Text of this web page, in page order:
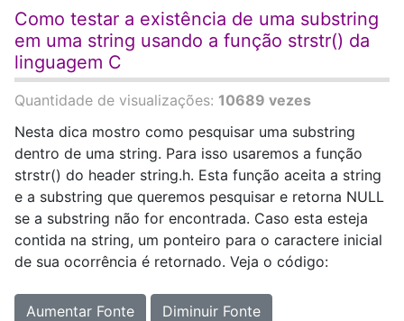
Como testar a existência de uma substring
em uma string usando a função strstr() da
linguagem C
Quantidade de visualizações: 10689 vezes
Nesta dica mostro como pesquisar uma substring
dentro de uma string. Para isso usaremos a função
strstr() do header string.h. Esta função aceita a string
e a substring que queremos pesquisar e retorna NULL
se a substring não for encontrada. Caso esta esteja
contida na string, um ponteiro para o caractere inicial
de sua ocorrência é retornado. Veja o código:
Aumentar Fonte Diminuir Fonte